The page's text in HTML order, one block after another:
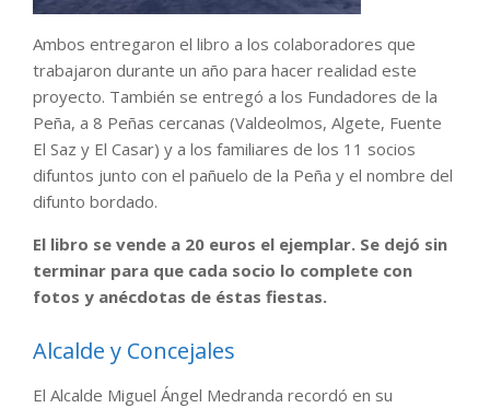
Ambos entregaron el libro a los colaboradores que
trabajaron durante un año para hacer realidad este
proyecto. También se entregó a los Fundadores de la
Peña, a 8 Peñas cercanas (Valdeolmos, Algete, Fuente
El Saz y El Casar) y a los familiares de los 11 socios
difuntos junto con el pañuelo de la Peña y el nombre del
difunto bordado.
El libro se vende a 20 euros el ejemplar. Se dejó sin
terminar para que cada socio lo complete con
fotos y anécdotas de éstas fiestas.
Alcalde y Concejales
El Alcalde Miguel Ángel Medranda recordó en su